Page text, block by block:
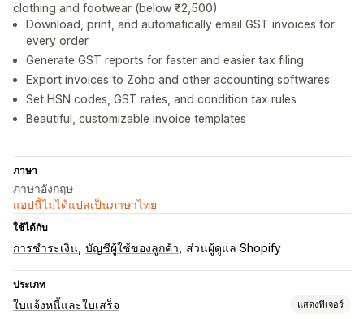
clothing and footwear (below ₹2,500)
Download, print, and automatically email GST invoices for
every order
Generate GST reports for faster and easier tax filing
Export invoices to Zoho and other accounting softwares
Set HSN codes, GST rates, and condition tax rules
Beautiful, customizable invoice templates
ภาษา
ภาษาอังกฤษ
แอปนี้ไม่ได้แปลเป็นภาษาไทย
ใช้ได้กับ
การชำระเงิน บัญชีผู้ใช้ของลูกค้า ส่วนผู้ดูแล Shopify
ประเภท
ใบแจ้งหนี้และใบเสร็จ แสดงฟีเจอร์